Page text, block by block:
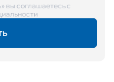
вы соглашаетесь с